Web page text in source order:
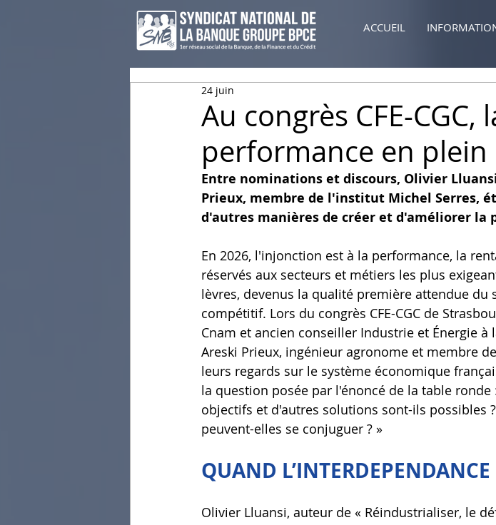
ACCUEIL
Au congrès CFE-
performance en
24 juin
Entre nominations et discours, Olivier
Prieux, membre de l'institut Michel Serres,
d'autres manières de créer et d'améliorer la
En 2026, l'injonction est à la performance, la
réservés aux secteurs et métiers les plus
lèvres, devenus la qualité première attendue
compétitif. Lors du congrès CFE-CGC de
Cnam et ancien conseiller Industrie et Énergie
Areski Prieux, ingénieur agronome et membre
leurs regards sur le système économique
la question posée par l'énoncé de la table
objectifs et d'autres solutions sont-ils possibles
peuvent-elles se conjuguer ? »
QUAND
Olivier Lluansi, auteur de « Réindustrialiser, le